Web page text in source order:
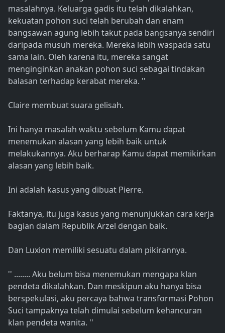
masalahnya. Keluarga gadis itu telah dikalahkan,
kekuatan pohon suci telah berubah dan enam
bangsawan agung lebih takut pada bangsanya sendiri
daripada musuh mereka. Mereka lebih waspada satu
sama lain. Oleh karena itu, mereka sangat
menginginkan anakan pohon suci sebagai tindakan
balasan terhadap kerabat mereka. ''
Claire membuat suara gelisah.
Ini hanya masalah waktu sebelum Kamu dapat
menemukan alasan yang lebih baik untuk
melakukannya. Aku berharap Kamu dapat memikirkan
alasan yang lebih baik.
Ini adalah kasus yang dibuat Pierre.
Faktanya, itu juga kasus yang menunjukkan cara kerja
bagian dalam Republik Arzel dengan baik.
Dan Luxion memiliki sesuatu dalam pikirannya.
'' ........ Aku belum bisa menemukan mengapa klan
pendeta dikalahkan. Dan meskipun aku hanya bisa
berspekulasi, aku percaya bahwa transformasi Pohon
Suci tampaknya telah dimulai sebelum kehancuran
klan pendeta wanita. ''